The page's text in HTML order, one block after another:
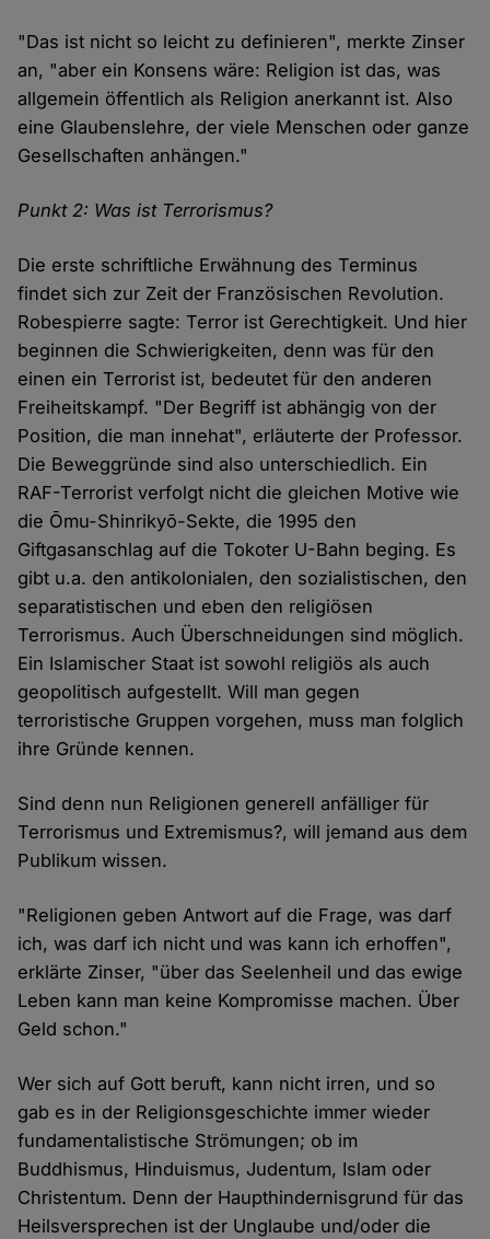
"Das ist nicht so leicht zu definieren", merkte Zinser
an, "aber ein Konsens wäre: Religion ist das, was
allgemein öffentlich als Religion anerkannt ist. Also
eine Glaubenslehre, der viele Menschen oder ganze
Gesellschaften anhängen."
Punkt 2: Was ist Terrorismus?
Die erste schriftliche Erwähnung des Terminus
findet sich zur Zeit der Französischen Revolution.
Robespierre sagte: Terror ist Gerechtigkeit. Und hier
beginnen die Schwierigkeiten, denn was für den
einen ein Terrorist ist, bedeutet für den anderen
Freiheitskampf. "Der Begriff ist abhängig von der
Position, die man innehat", erläuterte der Professor.
Die Beweggründe sind also unterschiedlich. Ein
RAF-Terrorist verfolgt nicht die gleichen Motive wie
die Ōmu-Shinrikyō-Sekte, die 1995 den
Giftgasanschlag auf die Tokoter U-Bahn beging. Es
gibt u.a. den antikolonialen, den sozialistischen, den
separatistischen und eben den religiösen
Terrorismus. Auch Überschneidungen sind möglich.
Ein Islamischer Staat ist sowohl religiös als auch
geopolitisch aufgestellt. Will man gegen
terroristische Gruppen vorgehen, muss man folglich
ihre Gründe kennen.
Sind denn nun Religionen generell anfälliger für
Terrorismus und Extremismus?, will jemand aus dem
Publikum wissen.
"Religionen geben Antwort auf die Frage, was darf
ich, was darf ich nicht und was kann ich erhoffen",
erklärte Zinser, "über das Seelenheil und das ewige
Leben kann man keine Kompromisse machen. Über
Geld schon."
Wer sich auf Gott beruft, kann nicht irren, und so
gab es in der Religionsgeschichte immer wieder
fundamentalistische Strömungen; ob im
Buddhismus, Hinduismus, Judentum, Islam oder
Christentum. Denn der Haupthindernisgrund für das
Heilsversprechen ist der Unglaube und/oder die